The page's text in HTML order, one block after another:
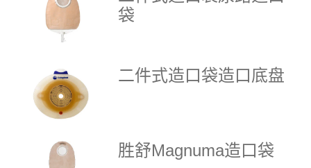
袋
二件式造口袋造口底盘
胜舒Magnuma造口袋